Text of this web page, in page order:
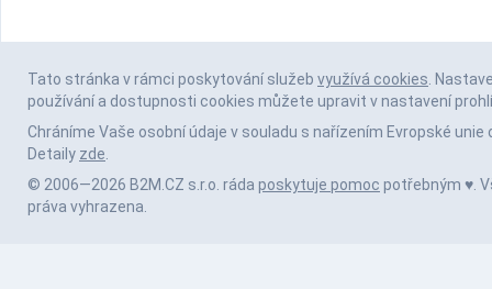
Tato stránka v rámci poskytování služeb využívá cookies.
používání a dostupnosti cookies můžete upravit v nastavení
Chráníme Vaše osobní údaje v souladu s nařízením Evropské unie
Detaily zde.
© 2006—2026 B2M.CZ s.r.o. ráda poskytuje pomoc potřebným ♥️.
práva vyhrazena.